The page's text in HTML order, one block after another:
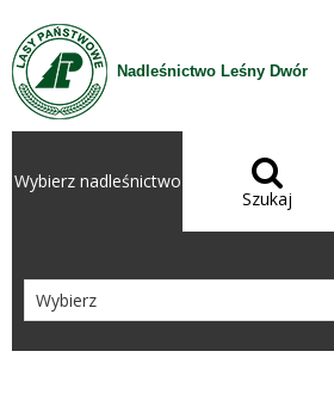
Przejdź do treści
Nadleśnictwo Leśny Dwór
Wybierz nadleśnictwo 
Szukaj